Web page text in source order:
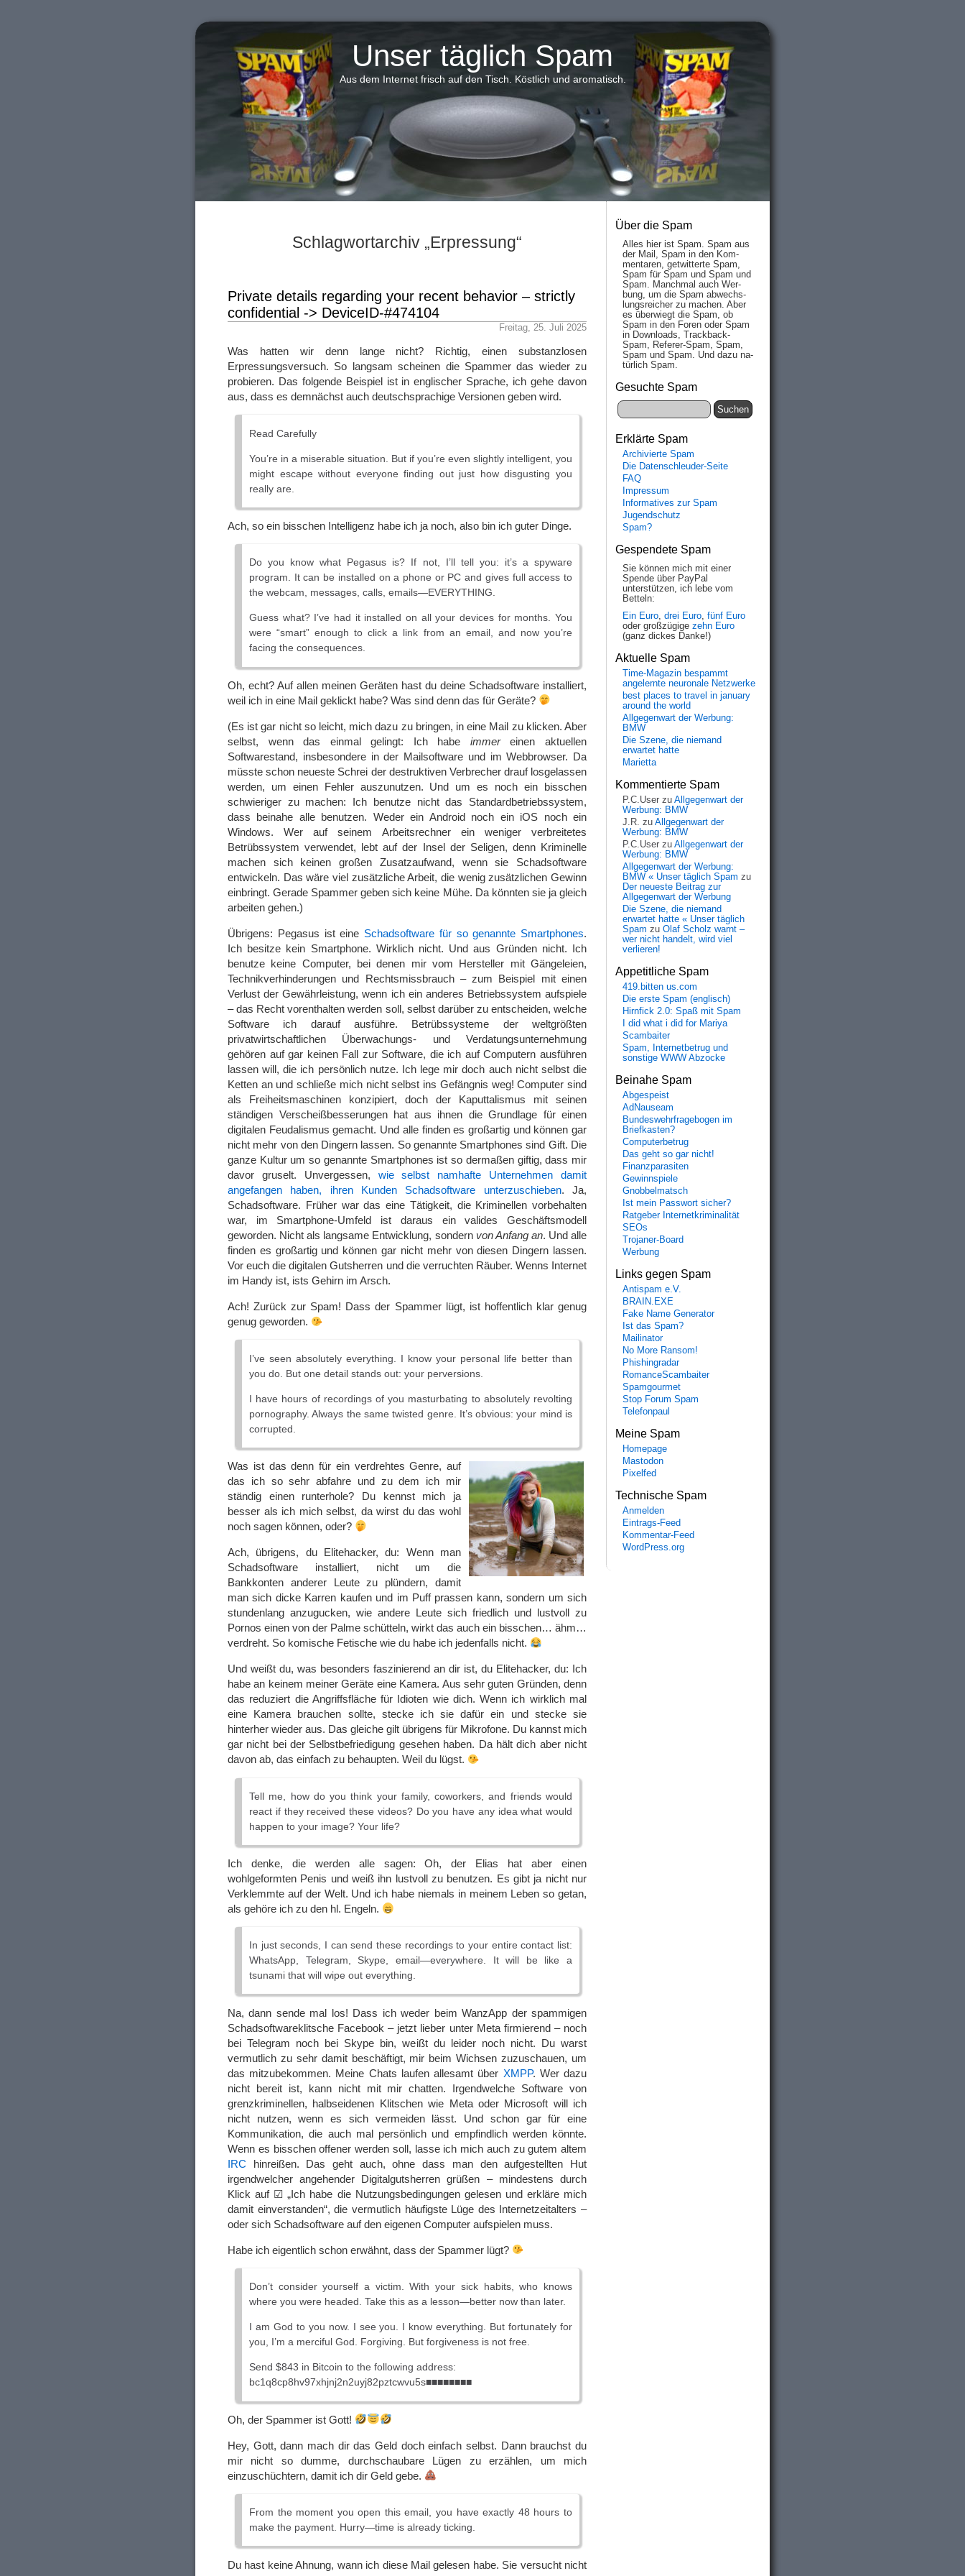
Unser täglich Spam
Aus dem Internet frisch auf den Tisch. Köstlich und aromatisch.
Schlagwortarchiv „Erpressung“
Private details regarding your recent behavior – strictly
confidential -> DeviceID-#474104
Freitag, 25. Juli 2025
Was hatten wir denn lange nicht? Richtig, einen substanzlosen
Erpressungsversuch. So langsam scheinen die Spammer das wieder zu
probieren. Das folgende Beispiel ist in englischer Sprache, ich gehe davon
aus, dass es demnächst auch deutschsprachige Versionen geben wird.
Read Carefully
You’re in a miserable situation. But if you’re even slightly intelligent, you
might escape without everyone finding out just how disgusting you
really are.
Ach, so ein bisschen Intelligenz habe ich ja noch, also bin ich guter Dinge.
Do you know what Pegasus is? If not, I’ll tell you: it’s a spyware
program. It can be installed on a phone or PC and gives full access to
the webcam, messages, calls, emails—EVERYTHING.
Guess what? I’ve had it installed on all your devices for months. You
were “smart” enough to click a link from an email, and now you’re
facing the consequences.
Oh, echt? Auf allen meinen Geräten hast du deine Schadsoftware installiert,
weil ich in eine Mail geklickt habe? Was sind denn das für Geräte?
(Es ist gar nicht so leicht, mich dazu zu bringen, in eine Mail zu klicken. Aber
selbst, wenn das einmal gelingt: Ich habe immereinen aktuellen
Softwarestand, insbesondere in der Mailsoftware und im Webbrowser. Da
müsste schon neueste Schrei der destruktiven Verbrecher drauf losgelassen
werden, um einen Fehler auszunutzen. Und um es noch ein bisschen
schwieriger zu machen: Ich benutze nicht das Standardbetriebssystem,
dass beinahe alle benutzen. Weder ein Android noch ein iOS noch ein
Windows. Wer auf seinem Arbeitsrechner ein weniger verbreitetes
Betrübssystem verwendet, lebt auf der Insel der Seligen, denn Kriminelle
machen sich keinen großen Zusatzaufwand, wenn sie Schadsoftware
entwickeln. Das wäre viel zusätzliche Arbeit, die wenig zusätzlichen Gewinn
einbringt. Gerade Spammer geben sich keine Mühe. Da könnten sie ja gleich
arbeiten gehen.)
Übrigens: Pegasus ist eine Schadsoftware für so genannte Smartphones.
Ich besitze kein Smartphone. Wirklich nicht. Und aus Gründen nicht. Ich
benutze keine Computer, bei denen mir vom Hersteller mit Gängeleien,
Technikverhinderungen und Rechtsmissbrauch – zum Beispiel mit einen
Verlust der Gewährleistung, wenn ich ein anderes Betriebssystem aufspiele
– das Recht vorenthalten werden soll, selbst darüber zu entscheiden, welche
Software ich darauf ausführe. Betrübssysteme der weltgrößten
privatwirtschaftlichen Überwachungs- und Verdatungsunternehmung
gehören auf gar keinen Fall zur Software, die ich auf Computern ausführen
lassen will, die ich persönlich nutze. Ich lege mir doch auch nicht selbst die
Ketten an und schließe mich nicht selbst ins Gefängnis weg! Computer sind
als Freiheitsmaschinen konzipiert, doch der Kaputtalismus mit seinen
ständigen Verscheißbesserungen hat aus ihnen die Grundlage für einen
digitalen Feudalismus gemacht. Und alle finden es großartig und können gar
nicht mehr von den Dingern lassen. So genannte Smartphones sind Gift. Die
ganze Kultur um so genannte Smartphones ist so dermaßen giftig, dass mir
davor gruselt. Unvergessen, wie selbst namhafte Unternehmen damit
angefangen haben, ihren Kunden Schadsoftware unterzuschieben. Ja,
Schadsoftware. Früher war das eine Tätigkeit, die Kriminellen vorbehalten
war, im Smartphone-Umfeld ist daraus ein valides Geschäftsmodell
geworden. Nicht als langsame Entwicklung, sondern von Anfang an. Und alle
finden es großartig und können gar nicht mehr von diesen Dingern lassen.
Vor euch die digitalen Gutsherren und die verruchten Räuber. Wenns Internet
im Handy ist, ists Gehirn im Arsch.
Ach! Zurück zur Spam! Dass der Spammer lügt, ist hoffentlich klar genug
genug geworden.
I’ve seen absolutely everything. I know your personal life better than
you do. But one detail stands out: your perversions.
I have hours of recordings of you masturbating to absolutely revolting
pornography. Always the same twisted genre. It’s obvious: your mind is
corrupted.
Was ist das denn für ein verdrehtes Genre, auf
das ich so sehr abfahre und zu dem ich mir
ständig einen runterhole? Du kennst mich ja
besser als ich mich selbst, da wirst du das wohl
noch sagen können, oder?
Ach, übrigens, du Elitehacker, du: Wenn man
Schadsoftware installiert, nicht um die
Bankkonten anderer Leute zu plündern, damit
man sich dicke Karren kaufen und im Puff prassen kann, sondern um sich
stundenlang anzugucken, wie andere Leute sich friedlich und lustvoll zu
Pornos einen von der Palme schütteln, wirkt das auch ein bisschen… ähm…
verdreht. So komische Fetische wie du habe ich jedenfalls nicht.
Und weißt du, was besonders faszinierend an dir ist, du Elitehacker, du: Ich
habe an keinem meiner Geräte eine Kamera. Aus sehr guten Gründen, denn
das reduziert die Angriffsfläche für Idioten wie dich. Wenn ich wirklich mal
eine Kamera brauchen sollte, stecke ich sie dafür ein und stecke sie
hinterher wieder aus. Das gleiche gilt übrigens für Mikrofone. Du kannst mich
gar nicht bei der Selbstbefriedigung gesehen haben. Da hält dich aber nicht
davon ab, das einfach zu behaupten. Weil du lügst.
Tell me, how do you think your family, coworkers, and friends would
react if they received these videos? Do you have any idea what would
happen to your image? Your life?
Ich denke, die werden alle sagen: Oh, der Elias hat aber einen
wohlgeformten Penis und weiß ihn lustvoll zu benutzen. Es gibt ja nicht nur
Verklemmte auf der Welt. Und ich habe niemals in meinem Leben so getan,
als gehöre ich zu den hl. Engeln.
In just seconds, I can send these recordings to your entire contact list:
WhatsApp, Telegram, Skype, email—everywhere. It will be like a
tsunami that will wipe out everything.
Na, dann sende mal los! Dass ich weder beim WanzApp der spammigen
Schadsoftwareklitsche Facebook – jetzt lieber unter Meta firmierend – noch
bei Telegram noch bei Skype bin, weißt du leider noch nicht. Du warst
vermutlich zu sehr damit beschäftigt, mir beim Wichsen zuzuschauen, um
das mitzubekommen. Meine Chats laufen allesamt über XMPP. Wer dazu
nicht bereit ist, kann nicht mit mir chatten. Irgendwelche Software von
grenzkriminellen, halbseidenen Klitschen wie Meta oder Microsoft will ich
nicht nutzen, wenn es sich vermeiden lässt. Und schon gar für eine
Kommunikation, die auch mal persönlich und empfindlich werden könnte.
Wenn es bisschen offener werden soll, lasse ich mich auch zu gutem altem
IRC hinreißen. Das geht auch, ohne dass man den aufgestellten Hut
irgendwelcher angehender Digitalgutsherren grüßen – mindestens durch
Klick auf ☑ „Ich habe die Nutzungsbedingungen gelesen und erkläre mich
damit einverstanden“, die vermutlich häufigste Lüge des Internetzeitalters –
oder sich Schadsoftware auf den eigenen Computer aufspielen muss.
Habe ich eigentlich schon erwähnt, dass der Spammer lügt?
Don’t consider yourself a victim. With your sick habits, who knows
where you were headed. Take this as a lesson—better now than later.
I am God to you now. I see you. I know everything. But fortunately for
you, I’m a merciful God. Forgiving. But forgiveness is not free.
Send $843 in Bitcoin to the following address:
bc1q8cp8hv97xhjnj2n2uyj82pztcwvu5s■■■■■■■■
Oh, der Spammer ist Gott!
Hey, Gott, dann mach dir das Geld doch einfach selbst. Dann brauchst du
mir nicht so dumme, durchschaubare Lügen zu erzählen, um mich
einzuschüchtern, damit ich dir Geld gebe.
From the moment you open this email, you have exactly 48 hours to
make the payment. Hurry—time is already ticking.
Du hast keine Ahnung, wann ich diese Mail gelesen habe. Sie versucht nicht
Über die Spam
Alles hier ist Spam. Spam aus
der Mail, Spam in den Kom­
men­taren, ge­twit­ter­te Spam,
Spam für Spam und Spam und
Spam. Manch­mal auch Wer­
bung, um die Spam ab­wechs­
lungs­reich­er zu mach­en. Aber
es über­wiegt die Spam, ob
Spam in den Fo­ren oder Spam
in Down­loads, Track­back-
Spam, Re­fe­rer-Spam, Spam,
Spam und Spam. Und da­zu na­
tür­lich Spam.
Gesuchte Spam
Erklärte Spam
Archivierte Spam
Die Datenschleuder-Seite
FAQ
Impressum
Informatives zur Spam
Jugendschutz
Spam?
Gespendete Spam
Sie können mich mit einer
Spende über PayPal
unterstützen, ich lebe vom
Betteln:
Ein Euro, drei Euro, fünf Euro
oder großzügige zehn Euro
(ganz dickes Danke!)
Aktuelle Spam
Time-Magazin bespammt
angelernte neuronale Netzwerke
best places to travel in january
around the world
Allgegenwart der Werbung:
BMW
Die Szene, die niemand
erwartet hatte
Marietta
Kommentierte Spam
P.C.User zu Allgegenwart der
Werbung: BMW
J.R. zu Allgegenwart der
Werbung: BMW
P.C.User zu Allgegenwart der
Werbung: BMW
Allgegenwart der Werbung:
BMW « Unser täglich Spam zu
Der neueste Beitrag zur
Allgegenwart der Werbung
Die Szene, die niemand
erwartet hatte « Unser täglich
Spam zu Olaf Scholz warnt –
wer nicht handelt, wird viel
verlieren!
Appetitliche Spam
419.bitten us.com
Die erste Spam (englisch)
Hirnfick 2.0: Spaß mit Spam
I did what i did for Mariya
Scambaiter
Spam, Internetbetrug und
sonstige WWW Abzocke
Beinahe Spam
Abgespeist
AdNauseam
Bundeswehrfragebogen im
Briefkasten?
Computerbetrug
Das geht so gar nicht!
Finanzparasiten
Gewinnspiele
Gnobbelmatsch
Ist mein Passwort sicher?
Ratgeber Internetkriminalität
SEOs
Trojaner-Board
Werbung
Links gegen Spam
Antispam e.V.
BRAIN.EXE
Fake Name Generator
Ist das Spam?
Mailinator
No More Ransom!
Phishingradar
RomanceScambaiter
Spamgourmet
Stop Forum Spam
Telefonpaul
Meine Spam
Homepage
Mastodon
Pixelfed
Technische Spam
Anmelden
Eintrags-Feed
Kommentar-Feed
WordPress.org